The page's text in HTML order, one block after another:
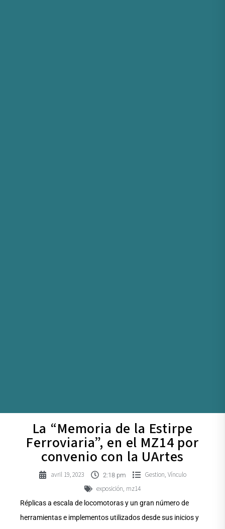
La “Memoria de la Estirpe
Ferroviaria”, en el MZ14 por
convenio con la UArtes
avril 19, 2023 2:18 pm Gestion, Vínculo
exposición, mz14
Réplicas a escala de locomotoras y un gran número de
herramientas e implementos utilizados desde sus inicios y